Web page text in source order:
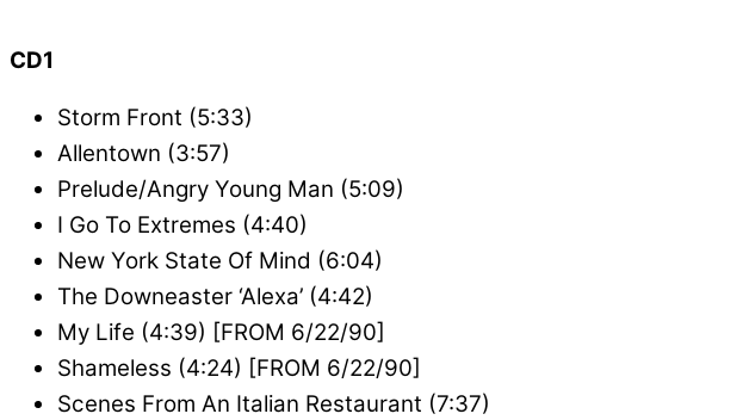
CD1
Storm Front (5:33)
Allentown (3:57)
Prelude/Angry Young Man (5:09)
I Go To Extremes (4:40)
New York State Of Mind (6:04)
The Downeaster ‘Alexa’ (4:42)
My Life (4:39) [FROM 6/22/90]
Shameless (4:24) [FROM 6/22/90]
Scenes From An Italian Restaurant (7:37)